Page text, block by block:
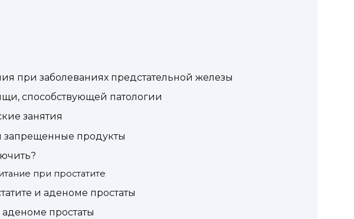
при заболеваниях предстательной железы
способствующей патологии
занятия
продукты
при простатите
и аденоме простаты
простаты